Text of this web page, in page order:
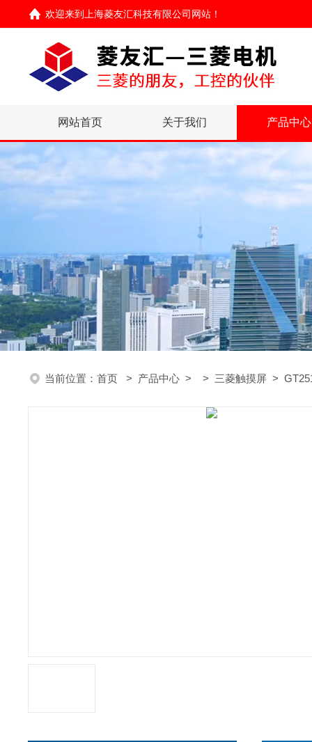
欢迎来到 上海菱友汇科技有限公司网站 ！
网站首页 关于我们 产品中心
当前位置： 首页 > 产品中心 > > 三菱触摸屏 >